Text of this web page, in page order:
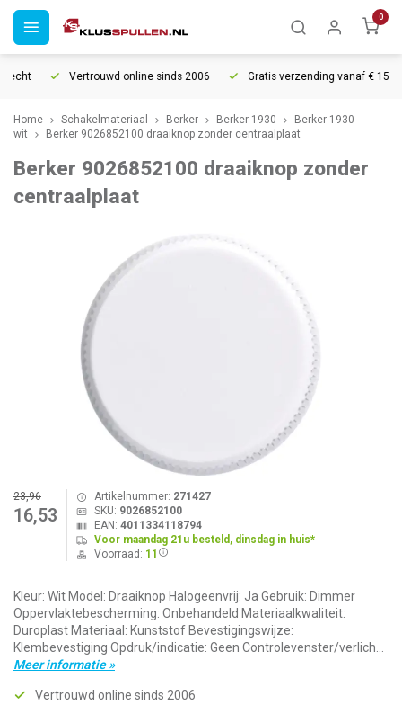
0
Vertrouwd online sinds 2006 Gratis verzending vanaf € 150
Home Schakelmateriaal Berker Berker 1930
Berker 1930
wit
Berker 9026852100 draaiknop zonder centraalplaat
Berker 9026852100 draaiknop zonder
centraalplaat
23,96
16,53
Artikelnummer: 271427
SKU: 9026852100
EAN: 4011334118794
Voor maandag 21u besteld, dinsdag in huis*
Voorraad: 11
Kleur: Wit Model: Draaiknop Halogeenvrij: Ja Gebruik: Dimmer
Oppervlaktebescherming: Onbehandeld Materiaalkwaliteit:
Duroplast Materiaal: Kunststof Bevestigingswijze:
Klembevestiging Opdruk/indicatie: Geen Controlevenster/verlich...
Meer informatie »
Vertrouwd online sinds 2006